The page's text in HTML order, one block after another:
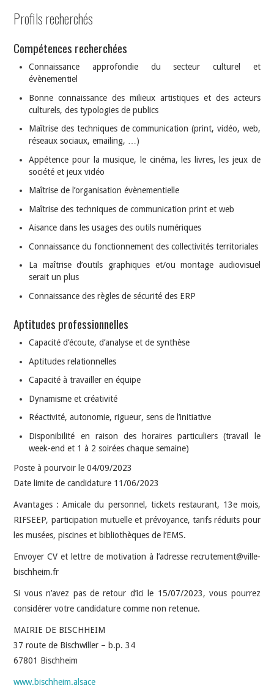
Profils recherchés
Compétences recherchées
Connaissance approfondie du secteur culturel et
évènementiel
Bonne connaissance des milieux artistiques et des acteurs
culturels, des typologies de publics
Maîtrise des techniques de communication (print, vidéo, web,
réseaux sociaux, emailing, …)
Appétence pour la musique, le cinéma, les livres, les jeux de
société et jeux vidéo
Maîtrise de l’organisation évènementielle
Maîtrise des techniques de communication print et web
Aisance dans les usages des outils numériques
Connaissance du fonctionnement des collectivités territoriales
La maîtrise d’outils graphiques et/ou montage audiovisuel
serait un plus
Connaissance des règles de sécurité des ERP
Aptitudes professionnelles
Capacité d’écoute, d’analyse et de synthèse
Aptitudes relationnelles
Capacité à travailler en équipe
Dynamisme et créativité
Réactivité, autonomie, rigueur, sens de l’initiative
Disponibilité en raison des horaires particuliers (travail le
week-end et 1 à 2 soirées chaque semaine)
Poste à pourvoir le 04/09/2023
Date limite de candidature 11/06/2023
Avantages : Amicale du personnel, tickets restaurant, 13e mois,
RIFSEEP, participation mutuelle et prévoyance, tarifs réduits pour
les musées, piscines et bibliothèques de l’EMS.
Envoyer CV et lettre de motivation à l’adresse recrutement@ville-
bischheim.fr
Si vous n’avez pas de retour d’ici le 15/07/2023, vous pourrez
considérer votre candidature comme non retenue.
MAIRIE DE BISCHHEIM
37 route de Bischwiller – b.p. 34
67801 Bischheim
www.bischheim.alsace